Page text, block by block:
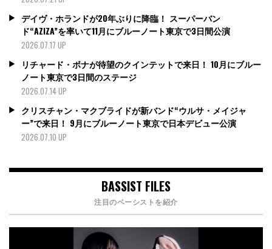
デイヴ・ホランドが20年ぶりに降臨！ スーパーバン
ド“AZIZA”を率いて11月にブルーノート東京で3日間公演
2026.07.17 UP
リチャード・ボナが待望のクインテットで来日！ 10月にブルー
ノート東京で3日間のステージ
2026.07.14 UP
クリスチャン・マクブライドが新バンド“ウルサ・メイジャ
ー”で来日！ 9月にブルーノート東京で日本デビュー公演
2026.07.10 UP
BASSIST FILES
注目のベーシストを紹介